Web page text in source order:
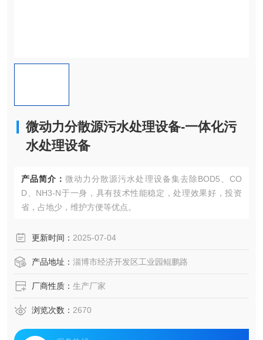
微动力分散源污水处理设备-一体化污
水处理设备
产品简介： 微动力分散源污水处理设备集去除BOD5、CO
D、NH3-N于一身，具有技术性能稳定，处理效果好，投资
省，占地少，维护方便等优点。
更新时间： 2025-07-04
产品地址： 淄博市经济开发区工业园鲲鹏路
厂商性质： 生产厂家
浏览次数： 2670